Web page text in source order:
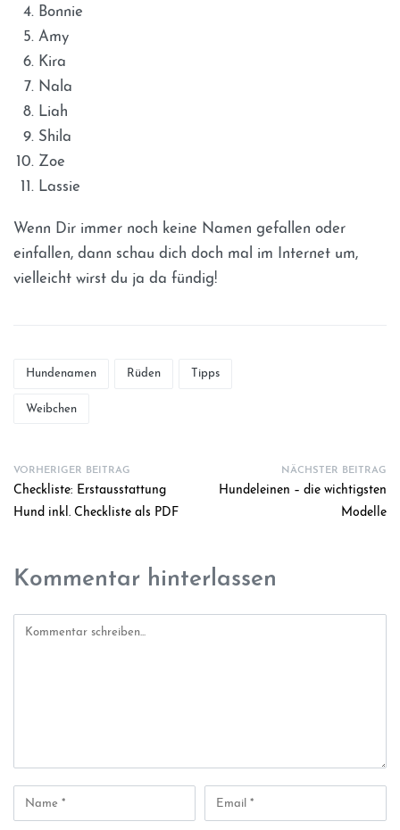
Bonnie
Amy
Kira
Nala
Liah
Shila
Zoe
Lassie
Wenn Dir immer noch keine Namen gefallen oder
einfallen, dann schau dich doch mal im Internet um,
vielleicht wirst du ja da fündig!
Hundenamen Rüden Tipps
Weibchen
VORHERIGER BEITRAG
Checkliste: Erstausstattung
Hund inkl. Checkliste als PDF
NÄCHSTER BEITRAG
Hundeleinen – die wichtigsten
Modelle
Kommentar hinterlassen